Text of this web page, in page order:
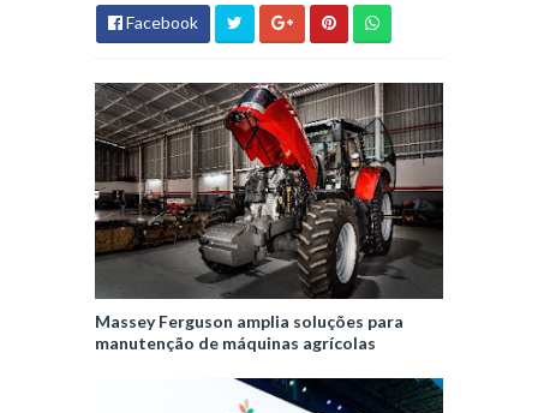
Facebook
Massey Ferguson amplia soluções para
manutenção de máquinas agrícolas